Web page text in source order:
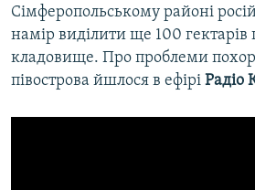
Сімферопольському районі
намір виділити ще 100 гектарів
кладовище. Про проблеми
півострова йшлося в ефірі Радіо